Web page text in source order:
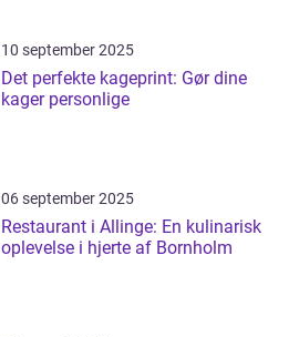
10 september 2025
Det perfekte kageprint: Gør dine
kager personlige
06 september 2025
Restaurant i Allinge: En kulinarisk
oplevelse i hjerte af Bornholm